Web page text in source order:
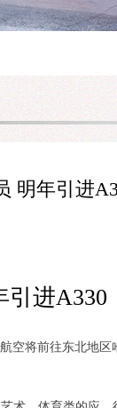
明年引进
引进A330
空将前往东北地区